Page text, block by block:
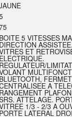
BOITE 5 VITESSES
DIRECTION
ET
ELECTRIQUE.
REGULATEUR/
BLUETOOTH,
A
RANGEMENT
ATTELAGE.
1/3 - 2/3 A
PORTE LATERAL